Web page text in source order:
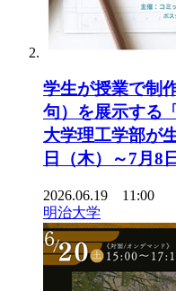
学生が授業で制
句）を展示する
大学理工学部が
日（木）～7月8
2026.06.19 11:00
明治大学